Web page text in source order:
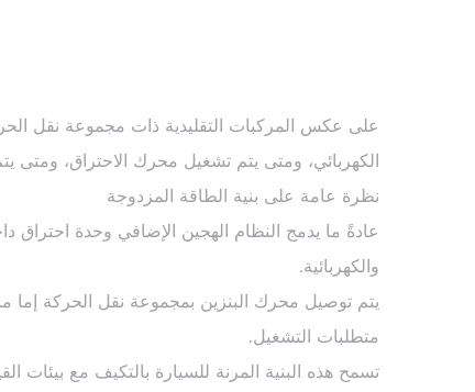
على عكس المركبات التقليدية ذات مجموعة نقل
الكهربائي، ومتى يتم تشغيل محرك الاحتراق، ومتى
نظرة عامة على بنية الطاقة المزدوجة
عادةً ما يدمج النظام الهجين الإضافي وحدة
والكهربائية.
يتم توصيل محرك البنزين بمجموعة نقل الحركة إما
متطلبات التشغيل.
تسمح هذه البنية المرنة للسيارة بالتكيف مع بيئات